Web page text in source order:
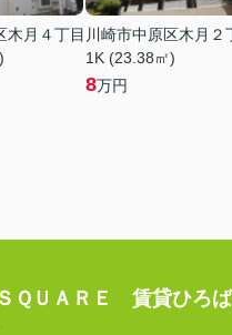
木月４丁目 川崎市中原区木月２
1K (23.38㎡)
8万円
ＱＵＡＲＥ 賃貸ひろば